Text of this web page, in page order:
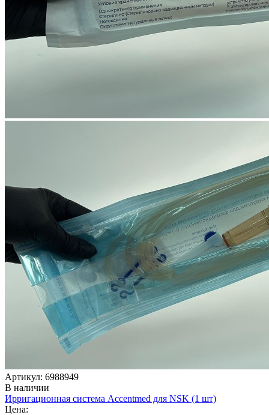
Артикул: 6988949
В наличии
Ирригационная система Accentmed для NSK (1 шт)
Цена: